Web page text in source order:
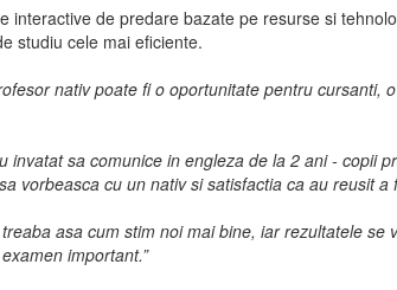
de predare bazate pe resurse si
studiu cele mai eficiente.
nativ poate fi o oportunitate pentru cursanti,
sa comunice in engleza de la 2 ani - copii
vorbeasca cu un nativ si satisfactia ca au reusit a
asa cum stim noi mai bine, iar rezultatele se
important.”